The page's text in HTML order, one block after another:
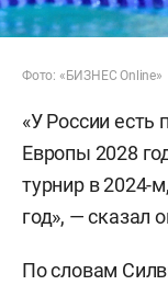
Фото: «БИЗНЕС Online»
«У России есть
Европы 2028
турнир в 2024-
год», — сказал
По словам